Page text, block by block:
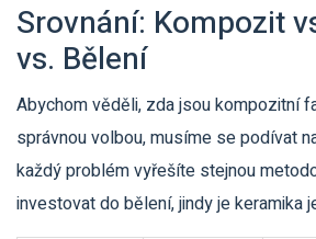
Srovnání: Kompozit
vs. Bělení
Abychom věděli, zda jsou kompozitní
správnou volbou, musíme se podívat
každý problém vyřešíte stejnou
investovat do bělení, jindy je keramika